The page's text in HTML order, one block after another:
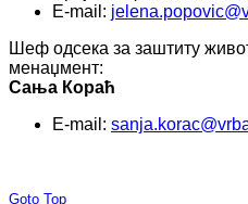
E-mail:
Шеф одсека за заштиту
менаџмент:
Сања Кораћ
E-mail:
Goto Top